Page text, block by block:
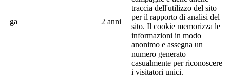
_ga 2 anni
traccia dell'utilizzo del sito
per il rapporto di analisi del
sito. Il cookie memorizza le
informazioni in modo
anonimo e assegna un
numero generato
casualmente per riconoscere
i visitatori unici.